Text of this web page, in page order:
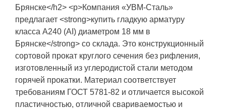
Брянске</h2> <p>Компания «УВМ-Сталь»
предлагает <strong>купить гладкую арматуру
класса А240 (АI) диаметром 18 мм в
Брянске</strong> со склада. Это конструкционный
сортовой прокат круглого сечения без рифления,
изготовленный из углеродистой стали методом
горячей прокатки. Материал соответствует
требованиям ГОСТ 5781-82 и отличается высокой
пластичностью, отличной свариваемостью и